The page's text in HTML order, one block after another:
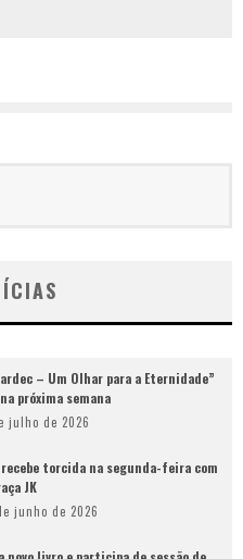
– Um Olhar para a Eternidade”
próxima semana
julho de 2026
recebe torcida na segunda-feira com
JK
junho de 2026